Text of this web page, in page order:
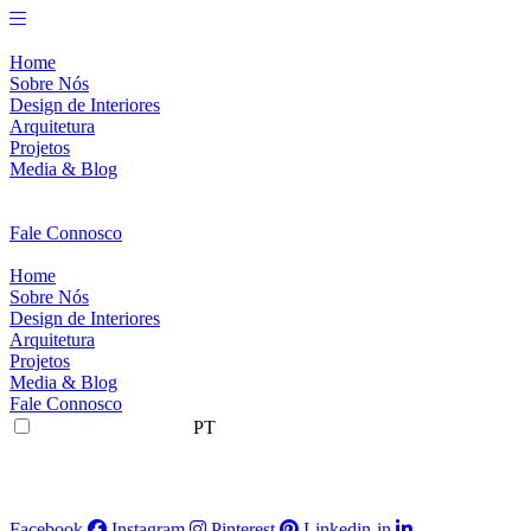
Pular
o
conteúdo
Home
Sobre Nós
Design de Interiores
Arquitetura
Projetos
Media & Blog
Fale Connosco
Home
Sobre Nós
Design de Interiores
Arquitetura
Projetos
Media & Blog
Fale Connosco
PT